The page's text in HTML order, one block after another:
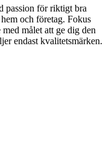
passion för riktigt bra
och företag. Fokus
målet att ge dig den
endast kvalitetsmärken.